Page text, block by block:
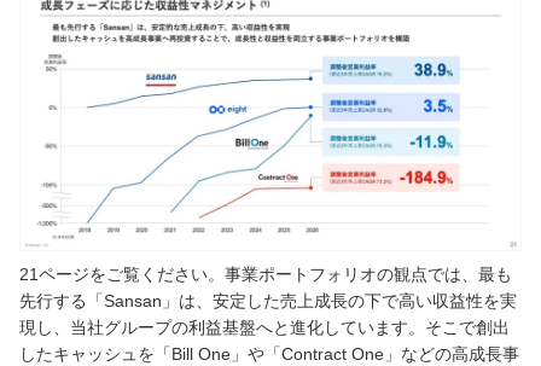
21ページをご覧ください。事業ポートフォリオの観点では、最も
先行する「Sansan」は、安定した売上成長の下で高い収益性を実
現し、当社グループの利益基盤へと進化しています。そこで創出
したキャッシュを「Bill One」や「Contract One」などの高成長事